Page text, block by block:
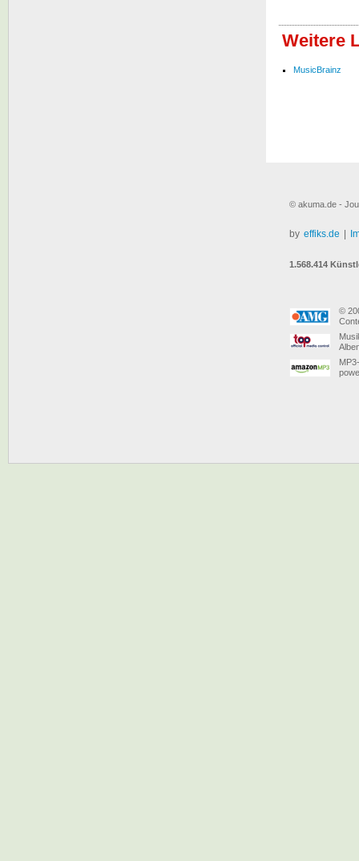
Weitere
MusicBrainz
© akuma.de -
by effiks.de
1.568.414
©